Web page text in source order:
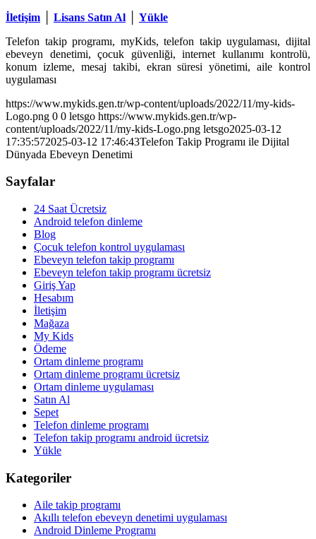
İletişim
Lisans Satın Al
Yükle
Telefon takip programı, myKids, telefon takip uygulaması, dijital
ebeveyn denetimi, çocuk güvenliği, internet kullanımı kontrolü,
konum izleme, mesaj takibi, ekran süresi yönetimi, aile kontrol
uygulaması
https://www.mykids.gen.tr/wp-content/uploads/2022/11/my-kids-
Logo.png 0 0 letsgo https://www.mykids.gen.tr/wp-
content/uploads/2022/11/my-kids-Logo.png letsgo2025-03-12
17:35:572025-03-12 17:46:43Telefon Takip Programı ile Dijital
Dünyada Ebeveyn Denetimi
Sayfalar
24 Saat Ücretsiz
Android telefon dinleme
Blog
Çocuk telefon kontrol uygulaması
Ebeveyn telefon takip programı
Ebeveyn telefon takip programı ücretsiz
Giriş Yap
Hesabım
İletişim
Mağaza
My Kids
Ödeme
Ortam dinleme programı
Ortam dinleme programı ücretsiz
Ortam dinleme uygulaması
Satın Al
Sepet
Telefon dinleme programı
Telefon takip programı android ücretsiz
Yükle
Kategoriler
Aile takip programı
Akıllı telefon ebeveyn denetimi uygulaması
Android Dinleme Programı